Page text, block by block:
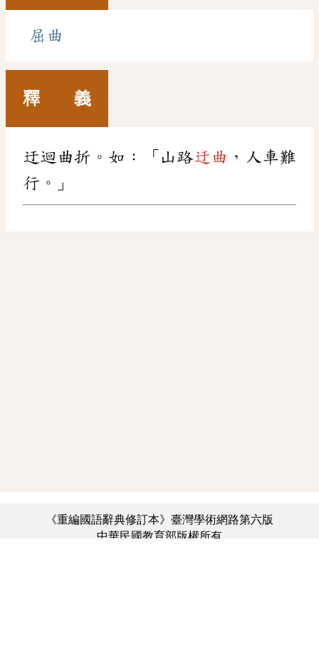
屈曲
釋 義
迂迴曲折。如：「山路迂曲 ，人車難
行。」
《重編國語辭典修訂本》臺灣學術網路第六版
中華民國教育部版權所有